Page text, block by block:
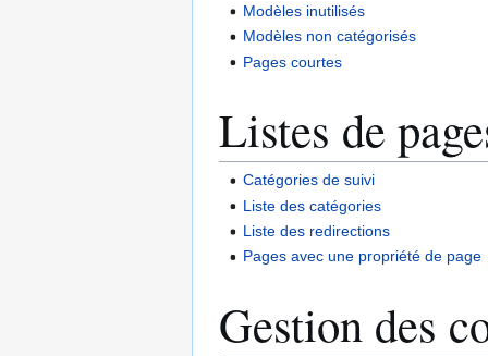
Modèles inutilisés
Modèles non catégorisés
Pages courtes
Listes de
Catégories de suivi
Liste des catégories
Liste des redirections
Pages avec une propriété de page
Gestion des